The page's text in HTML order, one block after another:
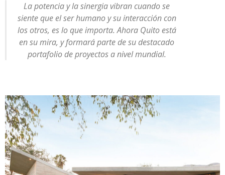
La potencia y la sinergia vibran cuando se
siente que el ser humano y su interacción con
los otros, es lo que importa. Ahora Quito está
en su mira, y formará parte de su destacado
portafolio de proyectos a nivel mundial.